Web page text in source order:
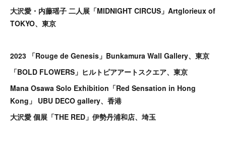
大沢愛・内藤瑶子 二人展「MIDNIGHT CIRCUS」Artglorieux of
TOKYO、東京
2023 「Rouge de Genesis」Bunkamura Wall Gallery、東京
「BOLD FLOWERS」ヒルトピアアートスクエア、東京
Mana Osawa Solo Exhibition「Red Sensation in Hong
Kong」 UBU DECO gallery、香港
大沢愛 個展「THE RED」伊勢丹浦和店、埼玉